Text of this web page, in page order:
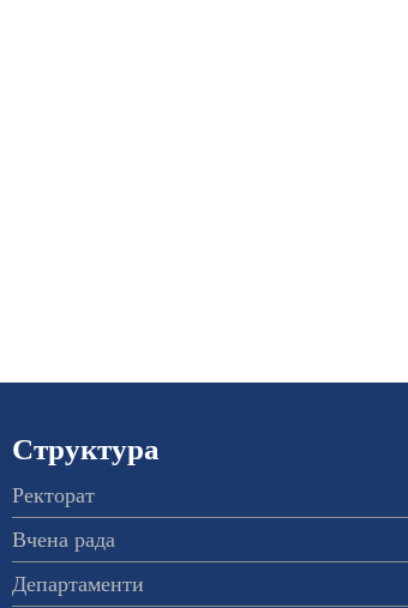
Структура
Ректорат
Вчена рада
Департаменти